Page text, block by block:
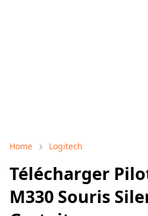
Home Logitech
Télécharger
M330 Souris